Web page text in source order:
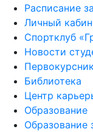
Расписание
Личный
Спортклуб
Новости
Библиотека
Центр
Образование
Образование